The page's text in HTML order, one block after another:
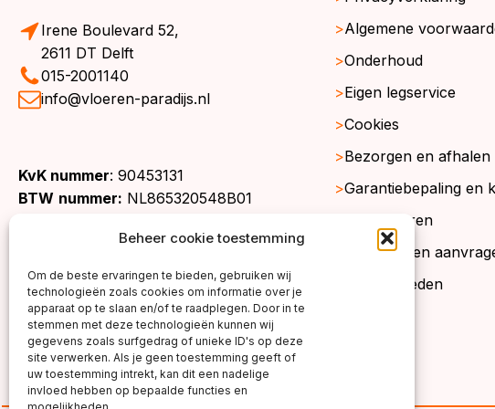
Beheer cookie toestemming
Om de beste ervaringen te bieden, gebruiken wij
technologieën zoals cookies om informatie over je
apparaat op te slaan en/of te raadplegen. Door in te
stemmen met deze technologieën kunnen wij
gegevens zoals surfgedrag of unieke ID's op deze
site verwerken. Als je geen toestemming geeft of
uw toestemming intrekt, kan dit een nadelige
invloed hebben op bepaalde functies en
Irene Boulevard 52,
2611 DT Delft
015-2001140
info@vloeren-paradijs.nl
KvK nummer: 90453131
BTW nummer: NL865320548B01
Algemene
Onderhoud
Eigen legservice
Cookies
Bezorgen en afhalen
Garantiebepaling en
Retourneren
Gratis stalen
Werkgebieden